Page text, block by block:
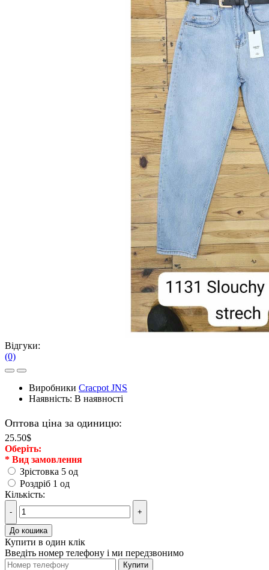
Відгуки:
(0)
Виробники Cracpot JNS
Наявність: В наявності
Оптова ціна за одиницю:
25.50$
Оберiть:
* Вид замовлення
Зрістовка 5 од
Роздріб 1 од
Кількість:
- +
До кошика
Купити в один клік
Введіть номер телефону і ми передзвонимо
Купити